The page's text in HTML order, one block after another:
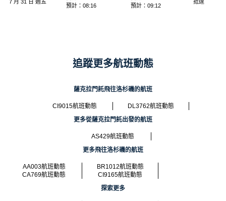
7 月 31 日 週五
預計：08:16
預計：09:12
抵達
追蹤更多航班動態
薩克拉門託飛往洛杉磯的航班
CI9015航班動態
DL3762航班動態
更多從薩克拉門託出發的航班
AS429航班動態
更多飛往洛杉磯的航班
AA003航班動態
BR1012航班動態
CA769航班動態
CI9165航班動態
探索更多